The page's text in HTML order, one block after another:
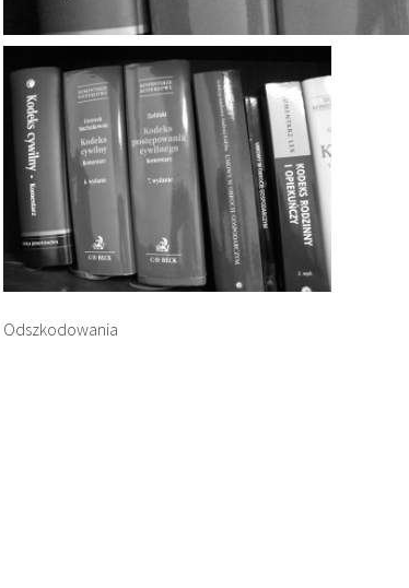
Odszkodowania